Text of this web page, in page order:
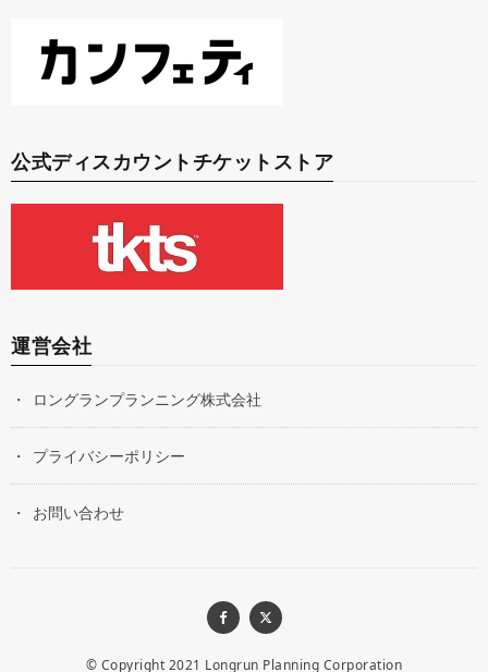
公式ディスカウントチケットストア
運営会社
ロングランプランニング株式会社
プライバシーポリシー
お問い合わせ
© Copyright 2021 Longrun Planning Corporation